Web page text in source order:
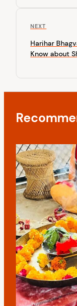
n
g
a
i
n
o
s
P
o
N
x
t
o
s
NEXT
Harihar
Know about